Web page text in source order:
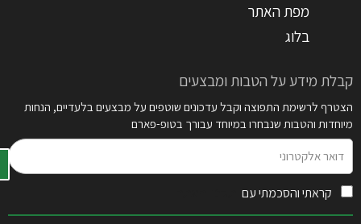
מפת האתר
בלוג
קבלת מידע על הטבות ומבצעים
הצטרף לרשימת התפוצה וקבל עדכונים שוטפים על מבצעים בלעדיים, הנחות
מיוחדות והטבות שנבחרו במיוחד עבורך בטופ-פארם
אלקטרוני
קראתי והסכמתי עם